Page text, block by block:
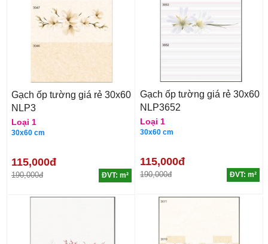
Gạch ốp tường giá rẻ 30x60
NLP3
Loại 1
30x60 cm
115,000đ
190,000đ ĐVT: m²
Gạch ốp tường giá rẻ 30x60
NLP3652
Loại 1
30x60 cm
115,000đ
190,000đ ĐVT: m²